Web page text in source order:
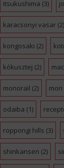
itsukushima (3)
karacsonyi vasar(2)
kongosaki (2)
kókusztej (2)
monorail (2)
odaiba (1)
roppongi hills (3)
shinkansen (2)